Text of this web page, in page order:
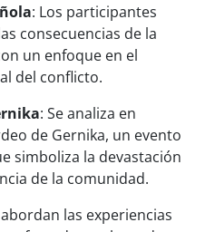
: Los participantes
consecuencias de la
un enfoque en el
del conflicto.
: Se analiza en
de Gernika, un evento
simboliza la devastación
de la comunidad.
las experiencias